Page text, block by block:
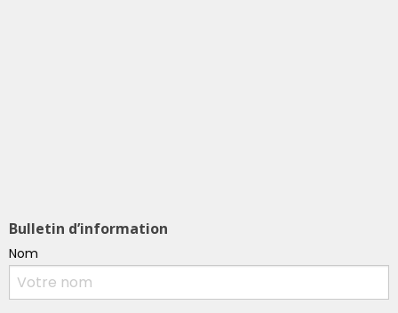
Bulletin d’information
Nom